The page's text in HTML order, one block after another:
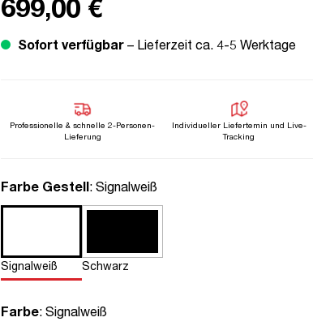
699,00 €
Sofort verfügbar– Lieferzeit ca. 4-5 Werktage
Professionelle & schnelle 2-Personen-
Lieferung
Individueller Liefertemin und Live-
Tracking
Farbe Gestellauswählen
: Signalweiß
Signalweiß Schwarz
Farbeauswählen
: Signalweiß